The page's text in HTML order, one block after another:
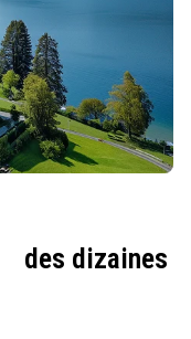
des dizaines